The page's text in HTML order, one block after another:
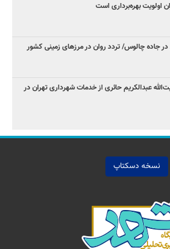
اولویت بهره‌برداری است
جاده چالوس/ تردد روان در مرزهای زمینی کشور
عبدالکریم حائری از خدمات شهرداری تهران در
نسخه دسکتاپ